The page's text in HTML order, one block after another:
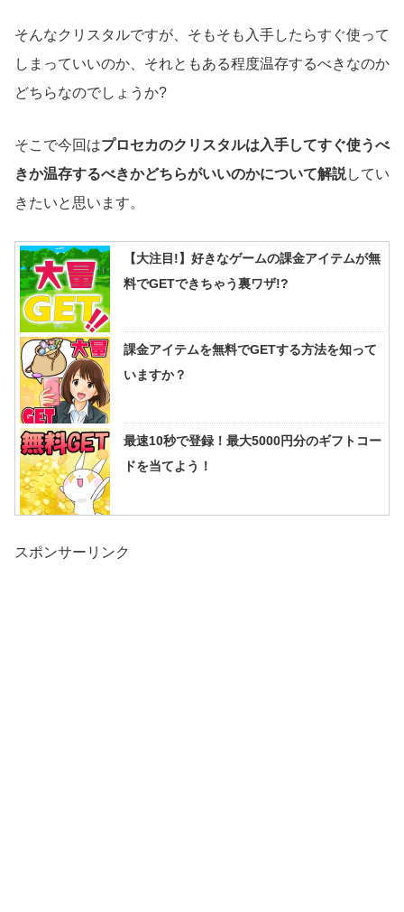
そんなクリスタルですが、そもそも入手したらすぐ使って
しまっていいのか、それともある程度温存するべきなのか
どちらなのでしょうか?
そこで今回はプロセカのクリスタルは入手してすぐ使うべ
きか温存するべきかどちらがいいのかについて解説してい
きたいと思います。
【大注目!】好きなゲームの課金アイテムが無
料でGETできちゃう裏ワザ!?
課金アイテムを無料でGETする方法を知って
いますか？
最速10秒で登録！最大5000円分のギフトコー
ドを当てよう！
スポンサーリンク